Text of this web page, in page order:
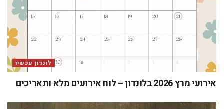
לונדון עכשיו
אירועי מרץ 2026 בלונדון – לוח אירועים מלא ותאריכים